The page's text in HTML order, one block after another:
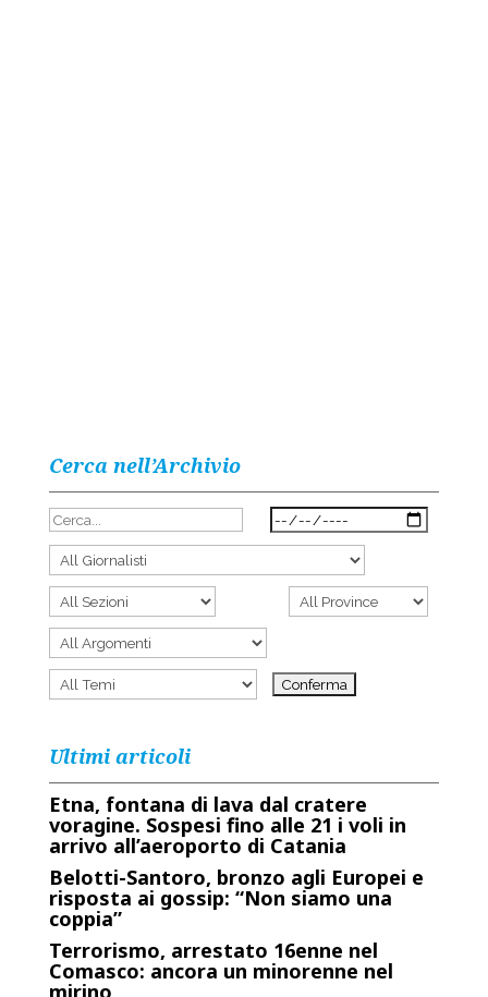
Cerca nell’Archivio
Ultimi articoli
Etna, fontana di lava dal cratere
voragine. Sospesi fino alle 21 i voli in
arrivo all’aeroporto di Catania
Belotti-Santoro, bronzo agli Europei e
risposta ai gossip: “Non siamo una
coppia”
Terrorismo, arrestato 16enne nel
Comasco: ancora un minorenne nel
mirino